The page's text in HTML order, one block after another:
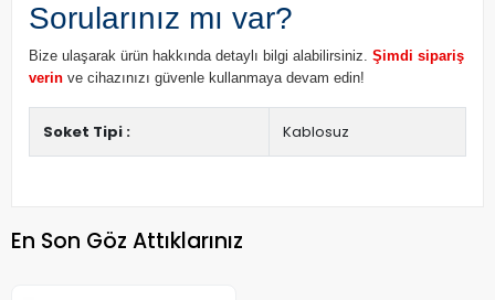
Sorularınız mı var?
Bize ulaşarak ürün hakkında detaylı bilgi alabilirsiniz. Şimdi sipariş
verin ve cihazınızı güvenle kullanmaya devam edin!
Soket Tipi : Kablosuz
En Son Göz Attıklarınız